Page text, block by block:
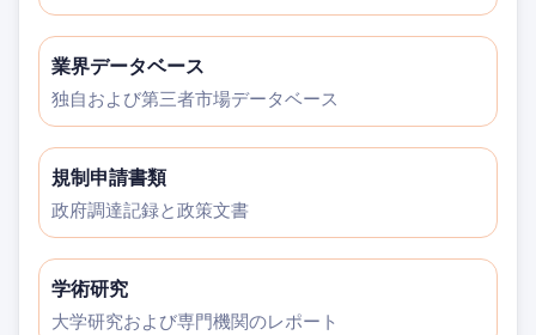
業界データベース
独自および第三者市場データベース
規制申請書類
政府調達記録と政策文書
学術研究
大学研究および専門機関のレポート